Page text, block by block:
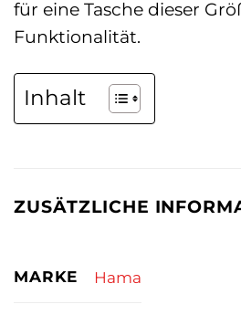
für eine Tasche dieser
Funktionalität.
Inhalt
ZUSÄTZLICHE
MARKE Hama